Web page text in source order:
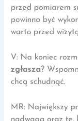
przed pomiarem
powinno być
warto przed
V: Na koniec
zgłasza?
chcą schudnąć.
MR: Największy